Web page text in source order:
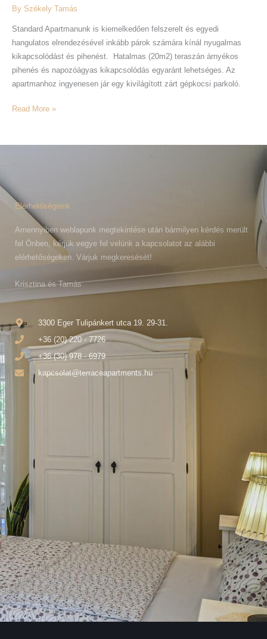
By Székely Tamás
Standard Apartmanunk is kiemelkedően felszerelt és egyedi
hangulatos elrendezésével inkább párok számára kínál nyugalmas
kikapcsolódást és pihenést. Hatalmas (20m2) teraszán árnyékos
pihenés és napozóágyas kikapcsolódás egyaránt lehetséges. Az
apartmanhoz ingyenesen jár egy kivilágított zárt gépkocsi parkoló.
Read More »
Elérhetőségeink
Amennyiben weblapunk megtekintése után bármilyen kérdés merült
fel Önben, kérjük vegye fel velünk a kapcsolatot az alábbi
elérhetőségeken. Várjuk megkeresését!
Krisztina és Tamás
3300 Eger Tulipánkert utca 19. 29-31.
+36 (20) 220 - 7726
+36 (30) 978 - 6979
kapcsolat@terraceapartments.hu